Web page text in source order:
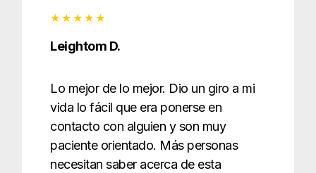
Leightom D.
Lo mejor de lo mejor. Dio un giro a mi
vida lo fácil que era ponerse en
contacto con alguien y son muy
paciente orientado. Más personas
necesitan saber acerca de esta